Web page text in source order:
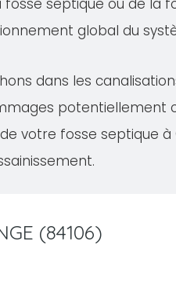
septique ou de la
global du
dans les
potentiellement
votre fosse septique à
(84106)